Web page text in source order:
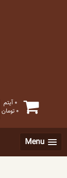
0 آیتم
0تومان
Menu